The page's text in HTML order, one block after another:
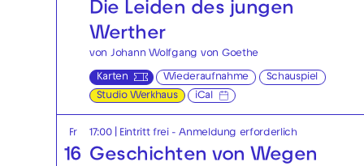
Die Leiden des jungen
Werther
von Johann Wolfgang von Goethe
Karten Wiederaufnahme
Schauspiel
Studio Werkhaus
iCal
Fr
16
17:00| Eintritt frei - Anmeldung erforderlich
Geschichten von Wegen